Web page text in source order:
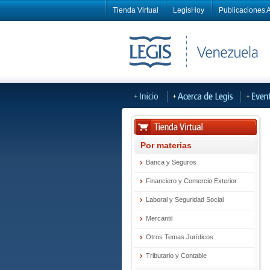
Tienda Virtual LegisHoy Publicaciones
Por materias
Banca y Seguros
Financiero y Comercio Exterior
Laboral y Seguridad Social
Mercantil
Otros Temas Jurídicos
Tributario y Contable